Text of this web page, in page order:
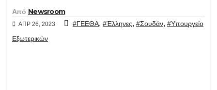
Από Newsroom
ΑΠΡ 26, 2023 #ΓΕΕΘΑ, #Έλληνες, #Σουδάν, #Υπουργείο
Εξωτερικών